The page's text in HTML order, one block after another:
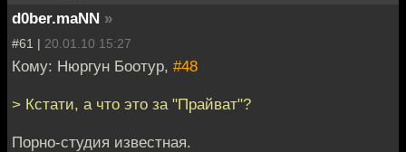
d0ber.maNN »
#61 | 20.01.10 15:27
Кому: Нюргун Боотур, #48
> Кстати, а что это за "Прайват"?
Порно-студия известная.